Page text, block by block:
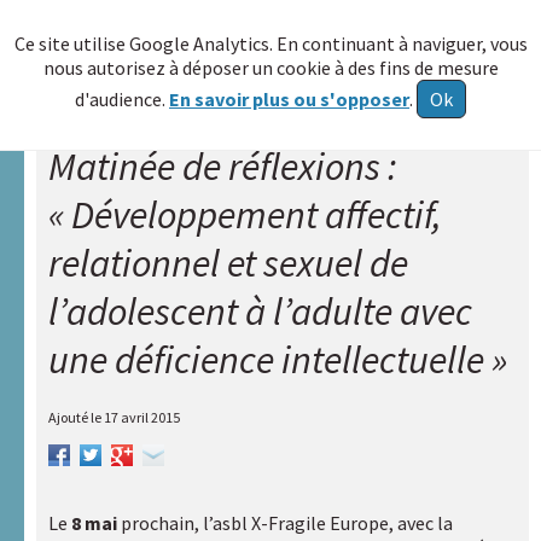
Ce site utilise Google Analytics. En continuant à naviguer, vous
nous autorisez à déposer un cookie à des fins de mesure
d'audience. En savoir plus ou s'opposer. Ok
≡
Allez au
contenu
Accueil
A.R.A.P.H.
Réseau
HAXY
propos
Poser
une
question
Echange
Matinée de réflexions :
« Développement affectif,
relationnel et sexuel de
l’adolescent à l’adulte avec
une déficience intellectuelle »
Ajouté le 17 avril 2015
Le 8 mai prochain, l’asbl X-Fragile Europe, avec la